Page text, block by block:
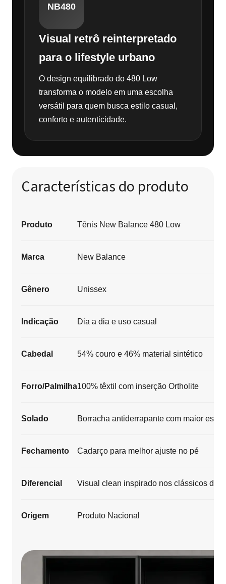
NB480
Visual retrô reinterpretado
para o lifestyle urbano
O design equilibrado do 480 Low
transforma o modelo em uma escolha
versátil para quem busca estilo casual,
conforto e autenticidade.
Características do produto
Produto Tênis New Balance 480 Low
Marca New Balance
Gênero Unissex
Indicação Dia a dia e uso casual
Cabedal 54% couro e 46% material sintético
Forro/Palmilha100% têxtil com inserção Ortholite
Solado Borracha antiderrapante com maior
Fechamento Cadarço para melhor ajuste no pé
Diferencial Visual clean inspirado nos clássicos de
Origem Produto Nacional